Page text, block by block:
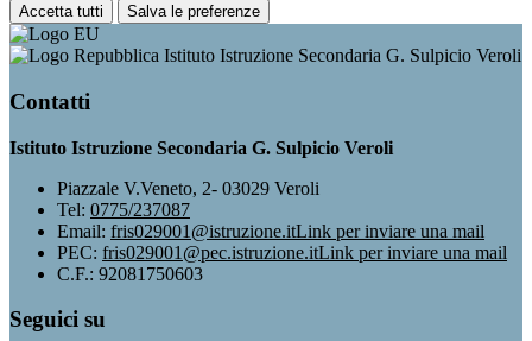
Accetta tutti Salva le preferenze
Istituto Istruzione Secondaria G. Sulpicio Veroli
Contatti
Istituto Istruzione Secondaria G. Sulpicio Veroli
Piazzale V.Veneto, 2- 03029 Veroli
Tel: 0775/237087
Email: fris029001@istruzione.itLink per inviare una mail
PEC: fris029001@pec.istruzione.itLink per inviare una mail
C.F.: 92081750603
Seguici su